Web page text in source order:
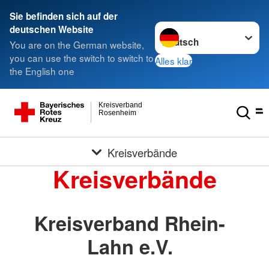
Sie befinden sich auf der
deutschen Website
You are on the German website,
you can use the switch to switch to
the English one
Sprache wechseln zu
Alles klar
Rosenheim
Kreisverband
Kreisverbände
Kreisverbände
Kreisverband Rhein-
Lahn e.V.